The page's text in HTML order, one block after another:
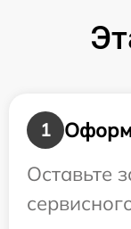
1
Оставьте